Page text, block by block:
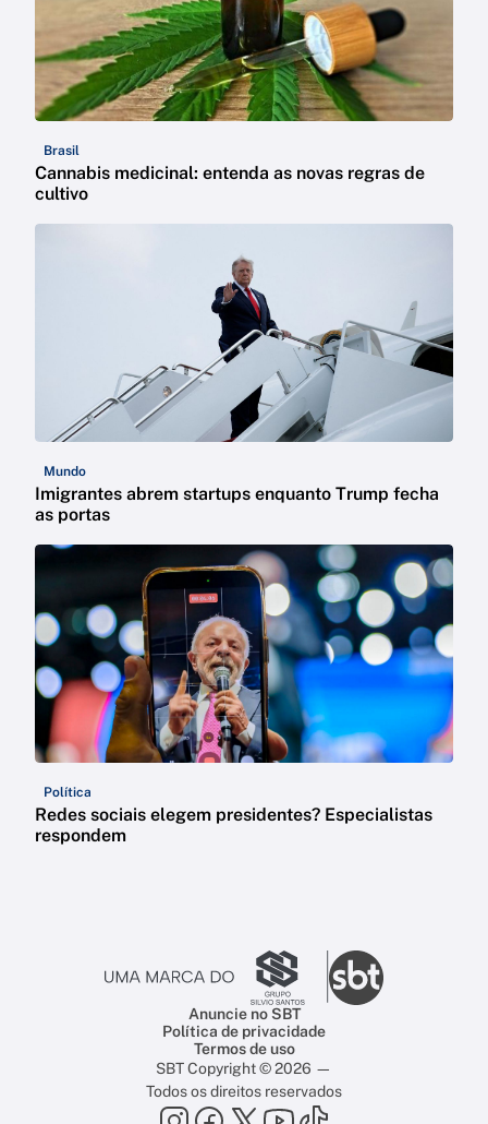
Brasil
Cannabis medicinal: entenda as novas regras de
cultivo
Mundo
Imigrantes abrem startups enquanto Trump fecha
as portas
Política
Redes sociais elegem presidentes? Especialistas
respondem
Anuncie no SBT
Política de privacidade
Termos de uso
SBT Copyright © 2026 —
Todos os direitos reservados